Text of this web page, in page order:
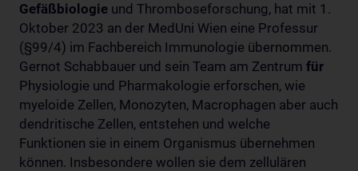
Gefäßbiologie und Thromboseforschung, hat mit 1.
Oktober 2023 an der MedUni Wien eine Professur
(§99/4) im Fachbereich Immunologie übernommen.
Gernot Schabbauer und sein Team am Zentrum für
Physiologie und Pharmakologie erforschen, wie
myeloide Zellen, Monozyten, Macrophagen aber auch
dendritische Zellen, entstehen und welche
Funktionen sie in einem Organismus übernehmen
können. Insbesondere wollen sie dem zellulären